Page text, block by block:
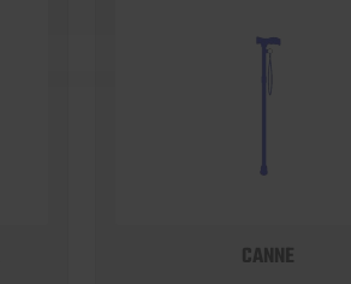
CANNE